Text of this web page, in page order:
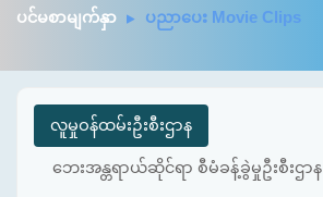
ပင်မစာမျက်နှာ ပညာပေး Movie Clips
လူမှုဝန်ထမ်းဦးစီးဌာန
ဘေးအန္တရာယ်ဆိုင်ရာ စီမံခန့်ခွဲမှုဦးစီးဌာန